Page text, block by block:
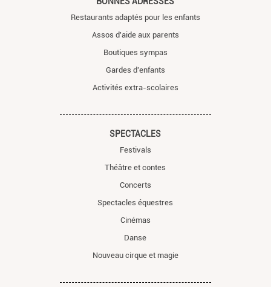
Restaurants adaptés pour les enfants
Assos d'aide aux parents
Boutiques sympas
Gardes d'enfants
Activités extra-scolaires
SPECTACLES
Festivals
Théâtre et contes
Concerts
Spectacles équestres
Cinémas
Danse
Nouveau cirque et magie